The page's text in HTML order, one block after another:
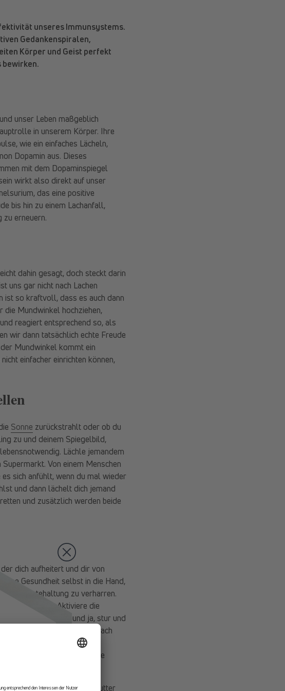
unseres Immunsystems.
Gedankenspiralen,
Körper und Geist perfekt
bewirken.
unser Leben maßgeblich
in unserem Körper. Ihre
wie ein einfaches Lächeln,
Dopamin aus. Dieses
mit dem Dopaminspiegel
wirkt also direkt auf unser
das eine positive
bis hin zu einem Lachanfall,
zu erneuern.
dahin gesagt, doch steckt darin
uns gar nicht nach Lachen
ist so kraftvoll, dass es auch dann
die Mundwinkel hochziehen,
reagiert entsprechend so, als
wir dann tatsächlich echte Freude
Mundwinkel kommt ein
einfacher einrichten können,
Sonne zurückstrahlt oder ob du
zu und deinem Spiegelbild,
Lächle jemandem
Von einem Menschen
sich anfühlt, wenn du mal wieder
und dann lächelt dich jemand
und zusätzlich werden beide
dich aufheitert und dir von
Gesundheit selbst in die Hand,
Wartehaltung zu verharren.
schwerfällt. Aktiviere die
konzentriert und ja, stur und
können unser Gehirn einfach
leichter, denn dieses
Sichtweise auf deine
ist ein wahres Kraftfutter